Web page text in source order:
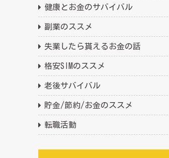
健康とお金のサバイバル
副業のススメ
失業したら貰えるお金の話
格安SIMのススメ
老後サバイバル
貯金/節約/お金のススメ
転職活動